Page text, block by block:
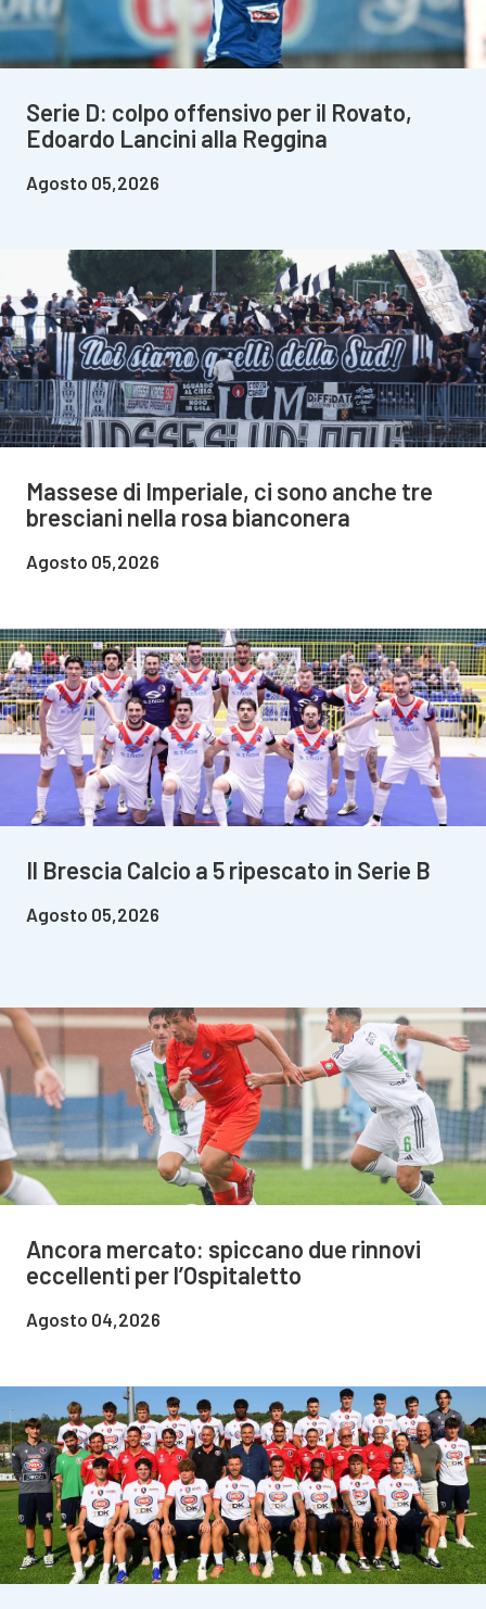
Serie D: colpo offensivo per il Rovato,
Edoardo Lancini alla Reggina
Agosto 05,2026
Massese di Imperiale, ci sono anche tre
bresciani nella rosa bianconera
Agosto 05,2026
Il Brescia Calcio a 5 ripescato in Serie B
Agosto 05,2026
Ancora mercato: spiccano due rinnovi
eccellenti per l’Ospitaletto
Agosto 04,2026